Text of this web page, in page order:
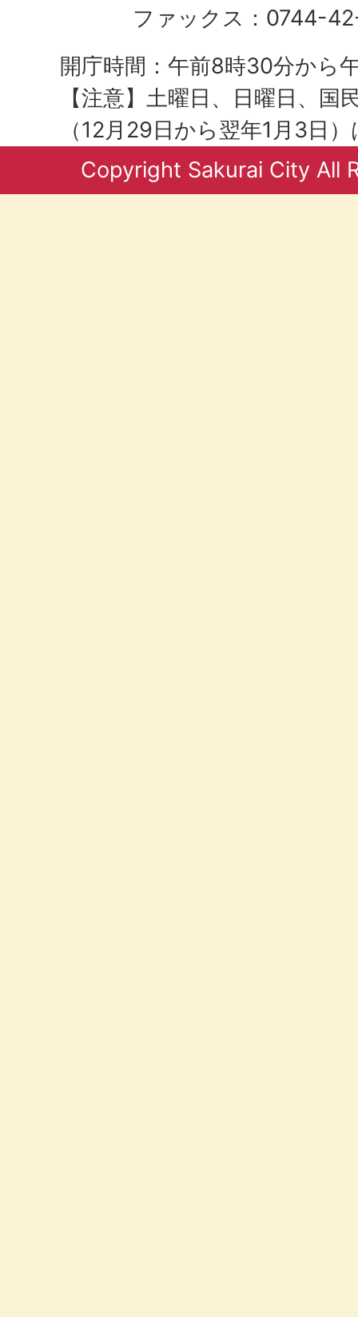
ファックス：0744-
開庁時間：午前8時30分から
【注意】土曜日、日曜日、国
（12月29日から翌年1月3日
Copyright Sakurai City All